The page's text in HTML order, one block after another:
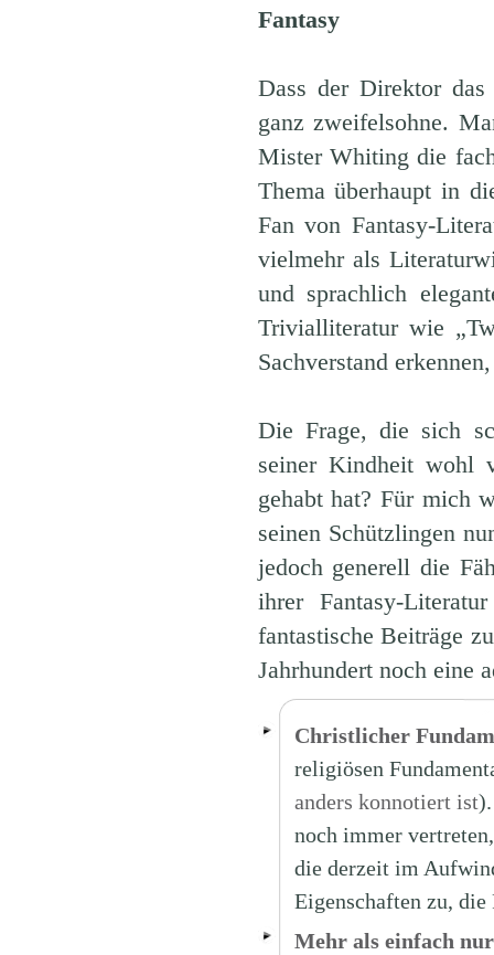
Fantasy
Dass der Direktor
ganz zweifelsohne.
Mister Whiting die
Thema überhaupt in
Fan von Fantasy-
vielmehr als
und sprachlich
Trivialliteratur wie
Sachverstand
Die Frage, die sich
seiner Kindheit wohl
gehabt hat? Für mich
seinen Schützlingen
jedoch generell die
ihrer Fantasy-
fantastische Beiträge
Jahrhundert noch eine
Christlicher
religiösen
anders konnotiert ist
noch immer
die derzeit im
Eigenschaften zu,
Mehr als einfach